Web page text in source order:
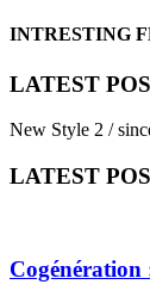
INTRESTING
LATEST
New Style 2 /
LATEST